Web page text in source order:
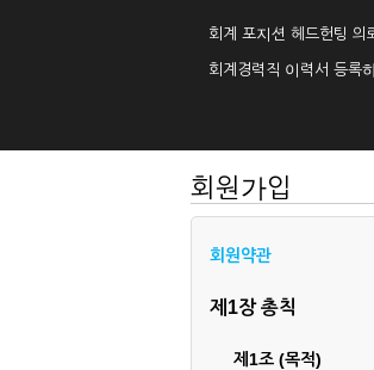
회계 포지션 헤드헌팅 의
회계경력직 이력서 등록
회원가입
회원약관
제1장 총칙
제1조 (목적)